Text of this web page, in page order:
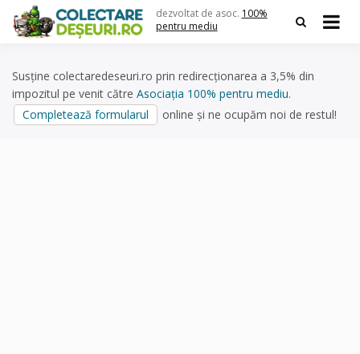
content
dezvoltat de asoc. 100%
pentru mediu
Susține colectaredeseuri.ro prin redirecționarea a 3,5% din
impozitul pe venit către Asociația 100% pentru mediu.
Completează formularul
online și ne ocupăm noi de restul!